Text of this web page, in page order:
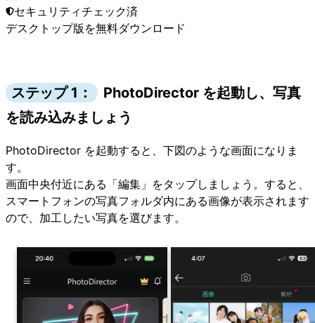
セキュリティチェック済
デスクトップ版 を無料ダウンロード
ステップ 1：
PhotoDirector を起動し、写真
を読み込みましょう
PhotoDirector を起動すると、下図のような画面になりま
す。
画面中央付近にある「編集」をタップしましょう。すると、
スマートフォンの写真フォルダ内にある画像が表示されます
ので、加工したい写真を選びます。